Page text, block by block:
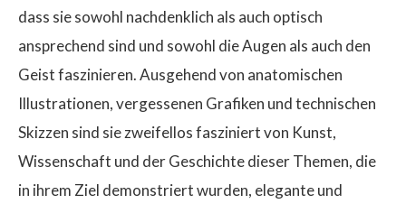
dass sie sowohl nachdenklich als auch optisch
ansprechend sind und sowohl die Augen als auch den
Geist faszinieren. Ausgehend von anatomischen
Illustrationen, vergessenen Grafiken und technischen
Skizzen sind sie zweifellos fasziniert von Kunst,
Wissenschaft und der Geschichte dieser Themen, die
in ihrem Ziel demonstriert wurden, elegante und